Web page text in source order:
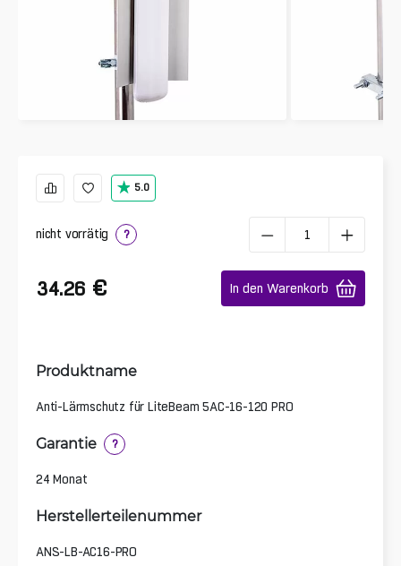
5.0
nicht vorrätig ?
34.26 € In den Warenkorb
Produktname
Anti-Lärmschutz für LiteBeam 5AC-16-120 PRO
Garantie ?
24 Monat
Herstellerteilenummer
ANS-LB-AC16-PRO